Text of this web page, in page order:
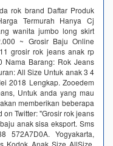
rok brand Daftar Produk
Termurah Hanya Cj
wanita jumbo long skirt
~ Grosir Baju Online
grosir rok jeans anak rp
Nama Barang: Rok Jeans
All Size Untuk anak 3 4
2018 Lengkap. Zooedem
Untuk anda yang mau
memberikan beberapa
Twitter: "Grosir rok jeans
anak sisa eksport. Sms
Yogyakarta,